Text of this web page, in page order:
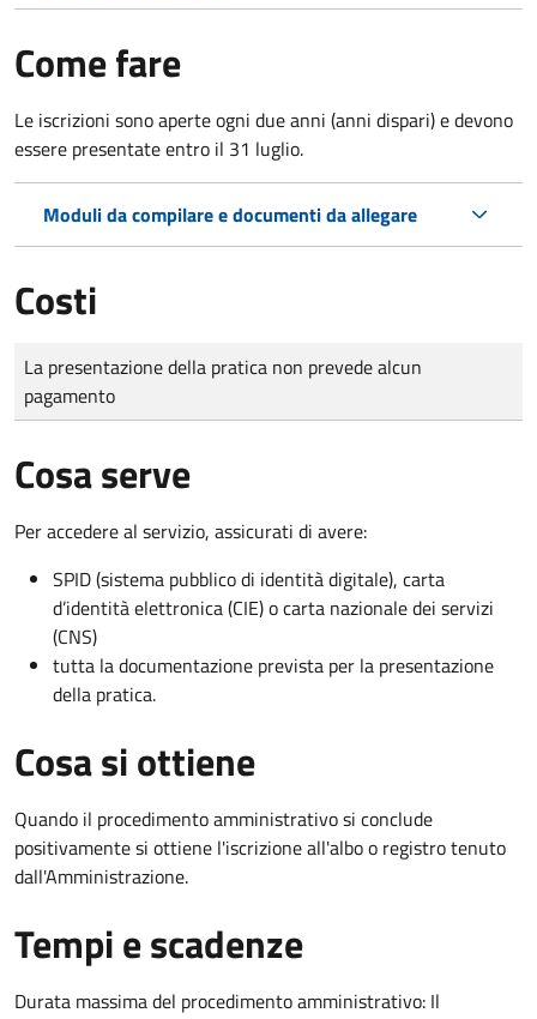
Come fare
Le iscrizioni sono aperte ogni due anni (anni dispari) e devono
essere presentate entro il 31 luglio.
Moduli da compilare e documenti da allegare
Costi
Tipo di pagamento
Importo
La presentazione della pratica non prevede alcun
pagamento
Cosa serve
Per accedere al servizio, assicurati di avere:
SPID (sistema pubblico di identità digitale), carta
d’identità elettronica (CIE) o carta nazionale dei servizi
(CNS)
tutta la documentazione prevista per la presentazione
della pratica.
Cosa si ottiene
Quando il procedimento amministrativo si conclude
positivamente si ottiene l'iscrizione all'albo o registro tenuto
dall'Amministrazione.
Tempi e scadenze
Durata massima del procedimento amministrativo: Il